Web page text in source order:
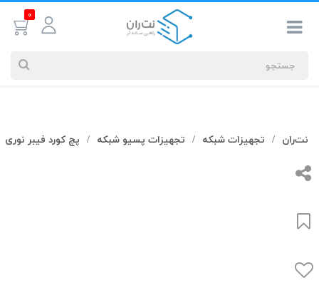
0
جستجوهای
شما
#کابل شبکه
بیشترین
جستجوهای
#کابل شبکه
نت‌ران / تجهیزات شبکه / تجهیزات پسیو شبکه / پچ کورد فیبر نوری